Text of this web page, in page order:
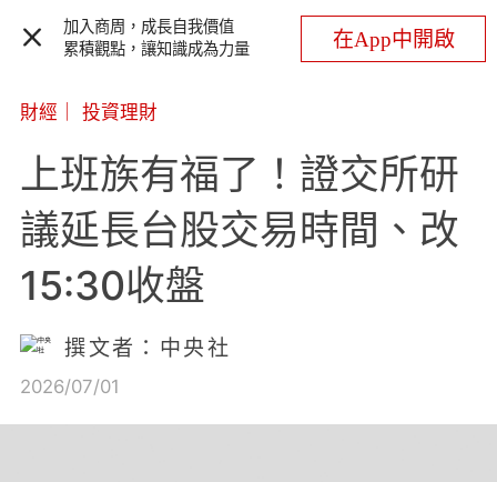
加入商周，成長自我價值
累積觀點，讓知識成為力量
在App中開啟
財經 投資理財
上班族有福了！證交所研
議延長台股交易時間、改
15:30收盤
撰文者：中央社
2026/07/01